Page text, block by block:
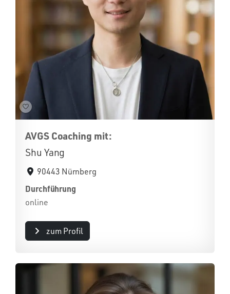
AVGS Coaching mit:
Shu Yang
90443 Nürnberg
Durchführung
online
zum Profil